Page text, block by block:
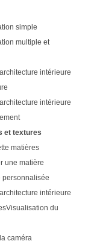
simple
multiple et
intérieure
intérieure
et textures
matières
une matière
personnalisée
intérieure
du
caméra